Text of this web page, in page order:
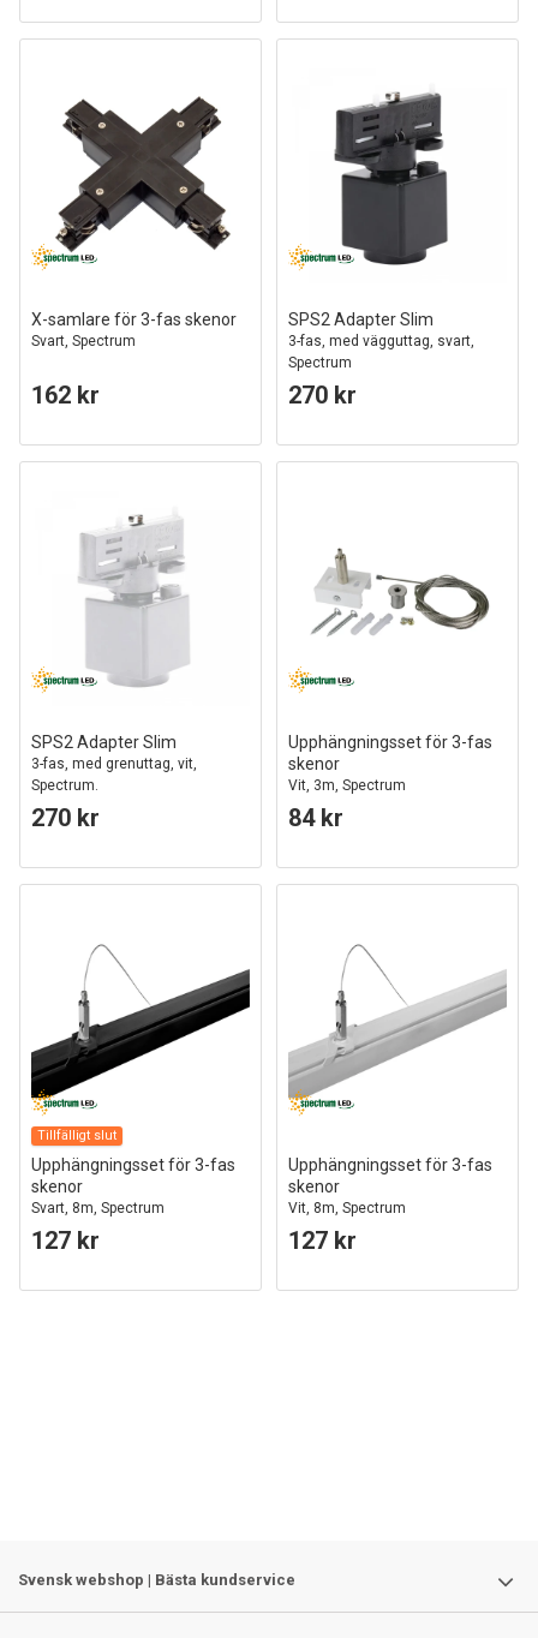
X-samlare för 3-fas skenor
Svart, Spectrum
162 kr
SPS2 Adapter Slim
3-fas, med vägguttag, svart,
Spectrum
270 kr
SPS2 Adapter Slim
3-fas, med grenuttag, vit,
Spectrum.
270 kr
Upphängningsset för 3-fas
skenor
Vit, 3m, Spectrum
84 kr
Tillfälligt slut
Upphängningsset för 3-fas
skenor
Svart, 8m, Spectrum
127 kr
Upphängningsset för 3-fas
skenor
Vit, 8m, Spectrum
127 kr
Svensk webshop | Bästa kundservice